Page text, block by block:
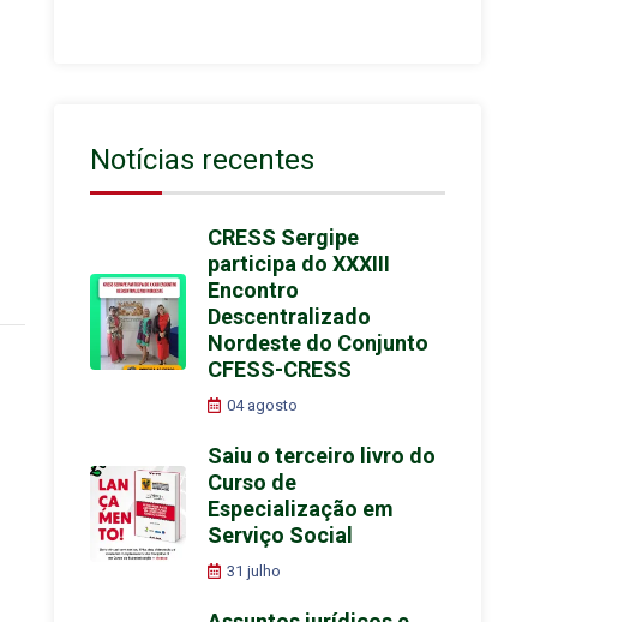
Notícias recentes
CRESS Sergipe
participa do XXXIII
Encontro
Descentralizado
Nordeste do Conjunto
CFESS-CRESS
04 agosto
Saiu o terceiro livro do
Curso de
Especialização em
Serviço Social
31 julho